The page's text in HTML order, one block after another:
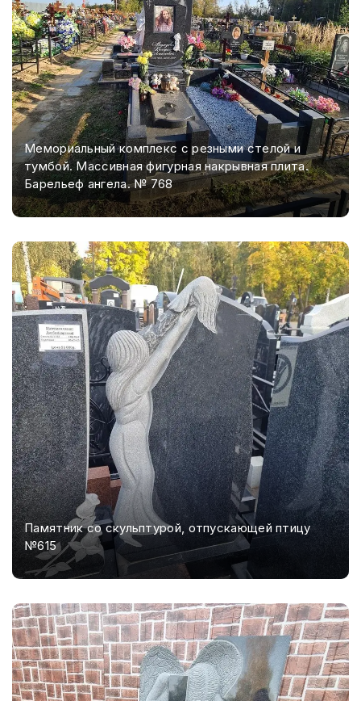
Мемориальный комплекс с резными стелой и
тумбой. Массивная фигурная накрывная плита.
Барельеф ангела. № 768
Памятник со скульптурой, отпускающей птицу
№615